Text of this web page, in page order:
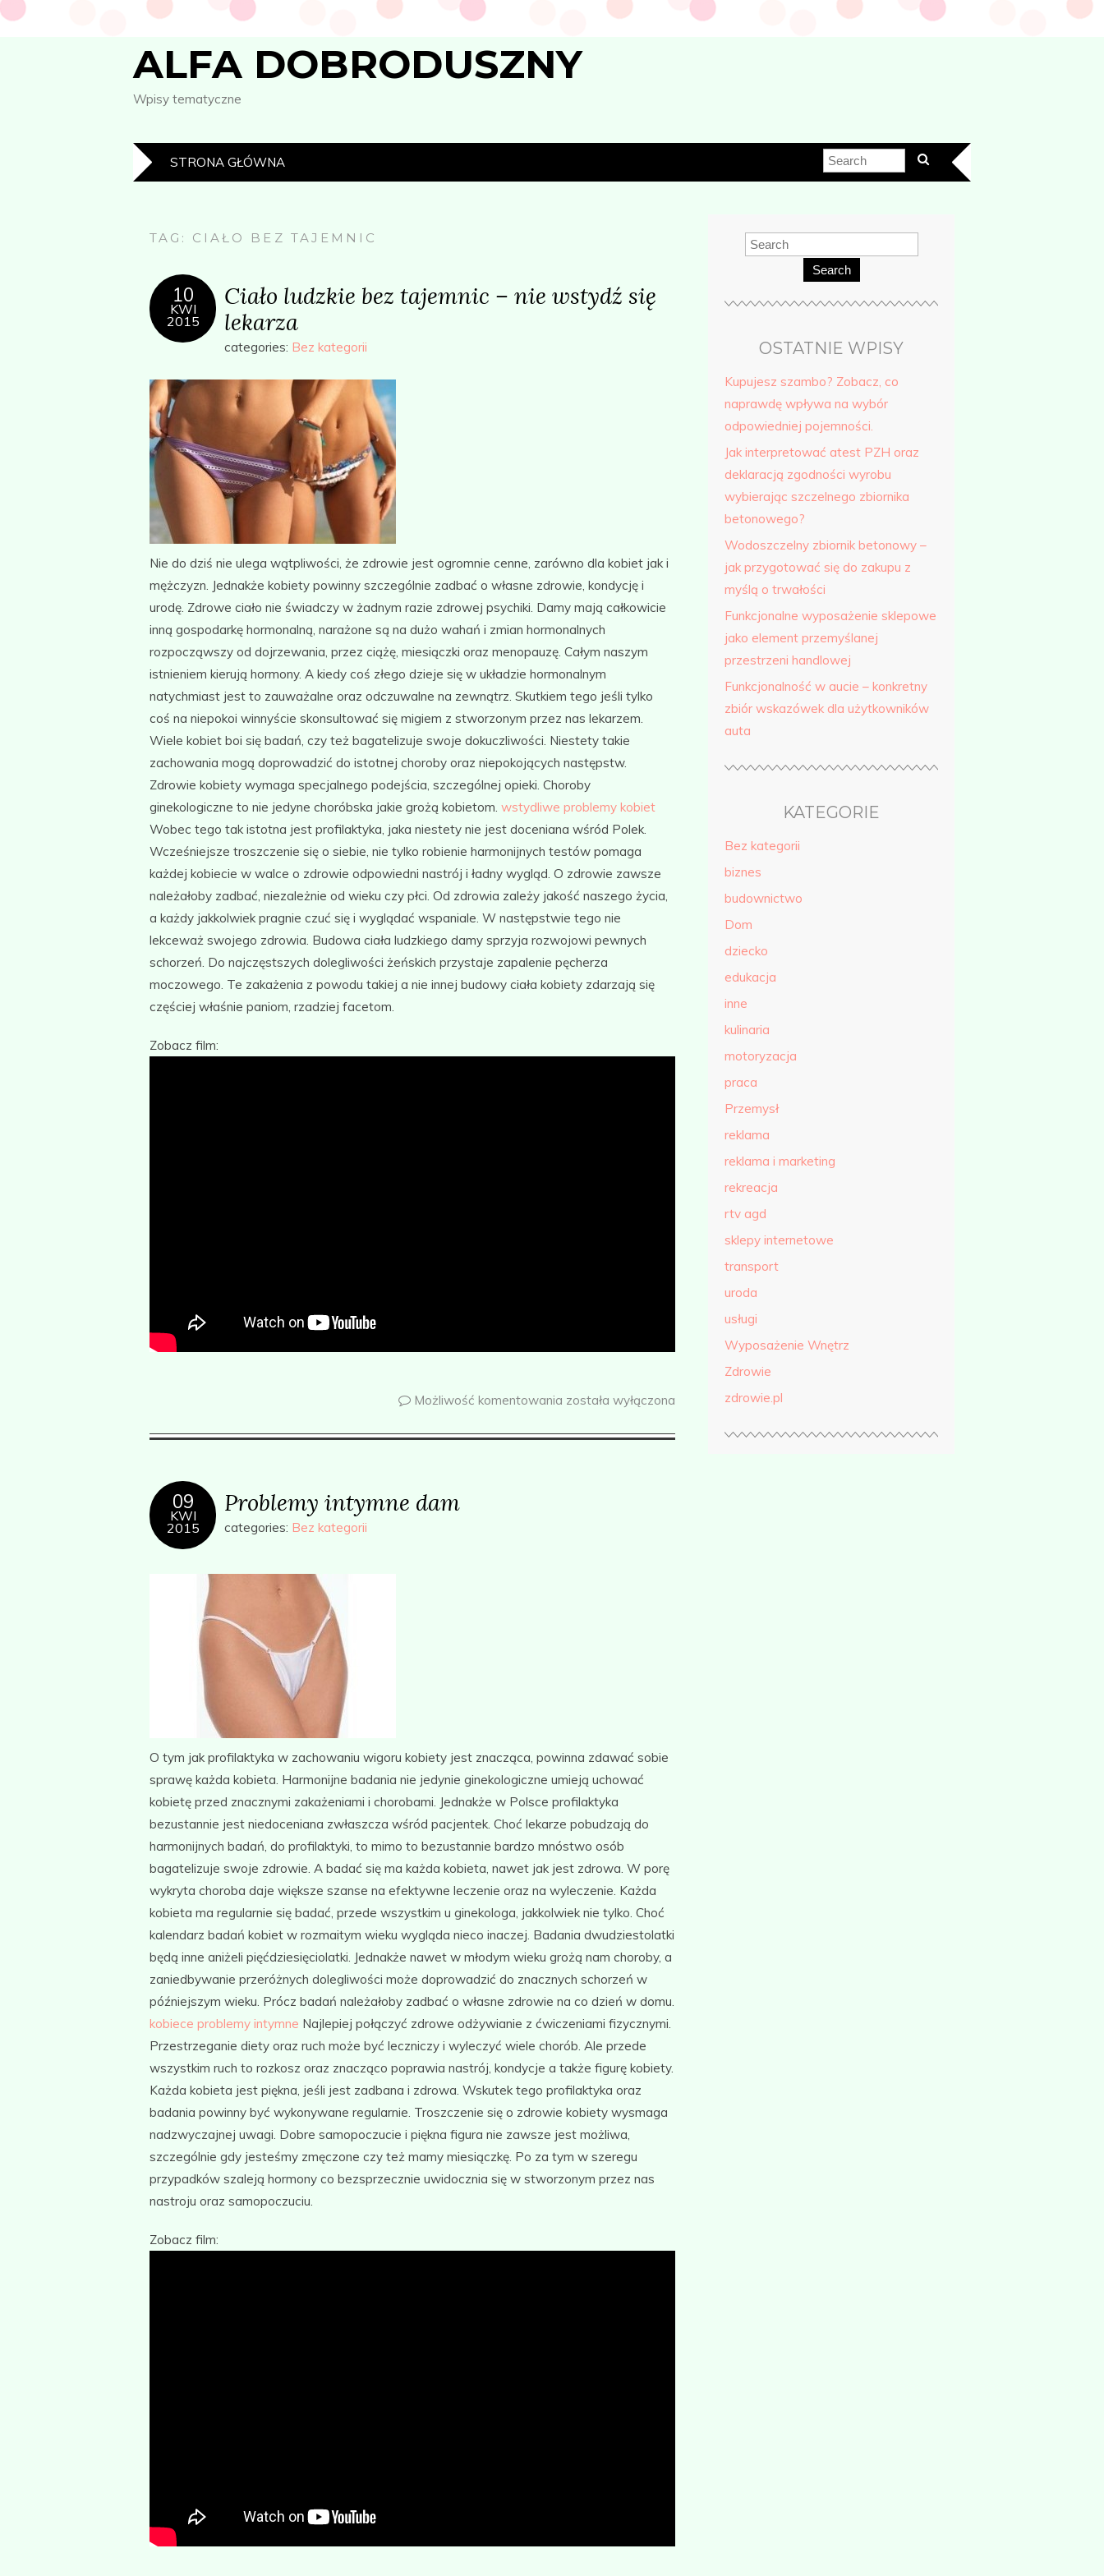
ALFA DOBRODUSZNY
Wpisy tematyczne
STRONA GŁÓWNA
TAG: CIAŁO BEZ TAJEMNIC
10
KWI
2015
Ciało ludzkie bez tajemnic – nie wstydź się
lekarza
categories: Bez kategorii
Nie do dziś nie ulega wątpliwości, że zdrowie jest ogromnie cenne, zarówno dla kobiet jak i
mężczyzn. Jednakże kobiety powinny szczególnie zadbać o własne zdrowie, kondycję i
urodę. Zdrowe ciało nie świadczy w żadnym razie zdrowej psychiki. Damy mają całkowicie
inną gospodarkę hormonalną, narażone są na dużo wahań i zmian hormonalnych
rozpocząwszy od dojrzewania, przez ciążę, miesiączki oraz menopauzę. Całym naszym
istnieniem kierują hormony. A kiedy coś złego dzieje się w układzie hormonalnym
natychmiast jest to zauważalne oraz odczuwalne na zewnątrz. Skutkiem tego jeśli tylko
coś na niepokoi winnyście skonsultować się migiem z stworzonym przez nas lekarzem.
Wiele kobiet boi się badań, czy też bagatelizuje swoje dokuczliwości. Niestety takie
zachowania mogą doprowadzić do istotnej choroby oraz niepokojących następstw.
Zdrowie kobiety wymaga specjalnego podejścia, szczególnej opieki. Choroby
ginekologiczne to nie jedyne choróbska jakie grożą kobietom. wstydliwe problemy kobiet
Wobec tego tak istotna jest profilaktyka, jaka niestety nie jest doceniana wśród Polek.
Wcześniejsze troszczenie się o siebie, nie tylko robienie harmonijnych testów pomaga
każdej kobiecie w walce o zdrowie odpowiedni nastrój i ładny wygląd. O zdrowie zawsze
należałoby zadbać, niezależnie od wieku czy płci. Od zdrowia zależy jakość naszego życia,
a każdy jakkolwiek pragnie czuć się i wyglądać wspaniale. W następstwie tego nie
lekceważ swojego zdrowia. Budowa ciała ludzkiego damy sprzyja rozwojowi pewnych
schorzeń. Do najczęstszych dolegliwości żeńskich przystaje zapalenie pęcherza
moczowego. Te zakażenia z powodu takiej a nie innej budowy ciała kobiety zdarzają się
częściej właśnie paniom, rzadziej facetom.
Zobacz film:
Możliwość komentowania została wyłączona
09
KWI
2015
Problemy intymne dam
categories: Bez kategorii
O tym jak profilaktyka w zachowaniu wigoru kobiety jest znacząca, powinna zdawać sobie
sprawę każda kobieta. Harmonijne badania nie jedynie ginekologiczne umieją uchować
kobietę przed znacznymi zakażeniami i chorobami. Jednakże w Polsce profilaktyka
bezustannie jest niedoceniana zwłaszcza wśród pacjentek. Choć lekarze pobudzają do
harmonijnych badań, do profilaktyki, to mimo to bezustannie bardzo mnóstwo osób
bagatelizuje swoje zdrowie. A badać się ma każda kobieta, nawet jak jest zdrowa. W porę
wykryta choroba daje większe szanse na efektywne leczenie oraz na wyleczenie. Każda
kobieta ma regularnie się badać, przede wszystkim u ginekologa, jakkolwiek nie tylko. Choć
kalendarz badań kobiet w rozmaitym wieku wygląda nieco inaczej. Badania dwudziestolatki
będą inne aniżeli pięćdziesięciolatki. Jednakże nawet w młodym wieku grożą nam choroby, a
zaniedbywanie przeróżnych dolegliwości może doprowadzić do znacznych schorzeń w
późniejszym wieku. Prócz badań należałoby zadbać o własne zdrowie na co dzień w domu.
kobiece problemy intymne Najlepiej połączyć zdrowe odżywianie z ćwiczeniami fizycznymi.
Przestrzeganie diety oraz ruch może być leczniczy i wyleczyć wiele chorób. Ale przede
wszystkim ruch to rozkosz oraz znacząco poprawia nastrój, kondycje a także figurę kobiety.
Każda kobieta jest piękna, jeśli jest zadbana i zdrowa. Wskutek tego profilaktyka oraz
badania powinny być wykonywane regularnie. Troszczenie się o zdrowie kobiety wysmaga
nadzwyczajnej uwagi. Dobre samopoczucie i piękna figura nie zawsze jest możliwa,
szczególnie gdy jesteśmy zmęczone czy też mamy miesiączkę. Po za tym w szeregu
przypadków szaleją hormony co bezsprzecznie uwidocznia się w stworzonym przez nas
nastroju oraz samopoczuciu.
Zobacz film:
Search
OSTATNIE WPISY
Kupujesz szambo? Zobacz, co
naprawdę wpływa na wybór
odpowiedniej pojemności.
Jak interpretować atest PZH oraz
deklaracją zgodności wyrobu
wybierając szczelnego zbiornika
betonowego?
Wodoszczelny zbiornik betonowy –
jak przygotować się do zakupu z
myślą o trwałości
Funkcjonalne wyposażenie sklepowe
jako element przemyślanej
przestrzeni handlowej
Funkcjonalność w aucie – konkretny
zbiór wskazówek dla użytkowników
auta
KATEGORIE
Bez kategorii
biznes
budownictwo
Dom
dziecko
edukacja
inne
kulinaria
motoryzacja
praca
Przemysł
reklama
reklama i marketing
rekreacja
rtv agd
sklepy internetowe
transport
uroda
usługi
Wyposażenie Wnętrz
Zdrowie
zdrowie.pl